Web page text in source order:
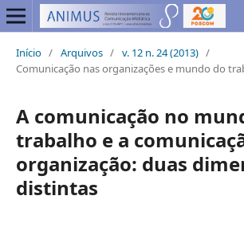
Início / Arquivos / v. 12 n. 24 (2013) /
Comunicação nas organizações e mundo do
A comunicação no
trabalho e a
organização: duas
distintas